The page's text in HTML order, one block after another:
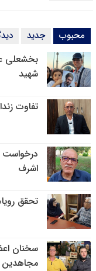
محبوب جدید
بخشعلی
شهید
تفاوت
درخواست
اشرف
تحقق
سخنان
مجاهدین